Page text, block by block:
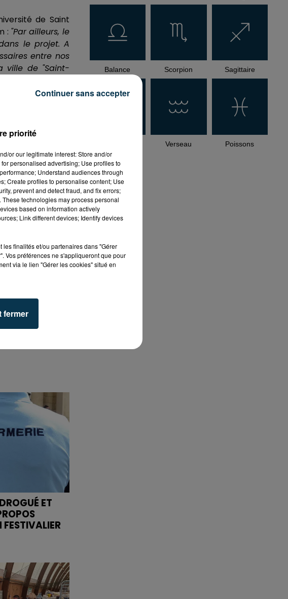
de Saint
: "Par ailleurs, le
le projet. A
entre nos
ville de "Saint-
employée
de débattre du
de surseoir à
dissiper ces
Métropole
ET
FESTIVALIER
Balance Scorpion Sagittaire
Verseau Poissons
priorité
or our legitimate interest: Store and/or
personalised advertising; Use profiles to
Understand audiences through
Create profiles to personalise content; Use
prevent and detect fraud, and fix errors;
technologies may process personal
based on information actively
Link different devices; Identify devices
les finalités et/ou partenaires dans "Gérer
Vos préférences ne s'appliqueront que pour
via le lien "Gérer les cookies" situé en
fermer
Continuer sans accepter